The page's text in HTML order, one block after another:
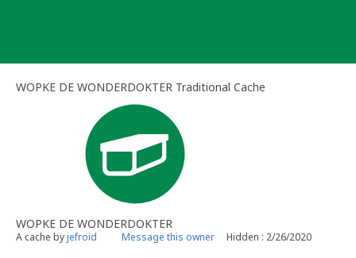
WOPKE DE WONDERDOKTER Traditional Cache
WOPKE DE WONDERDOKTER
A cache byjefroid Message this owner Hidden : 2/26/2020